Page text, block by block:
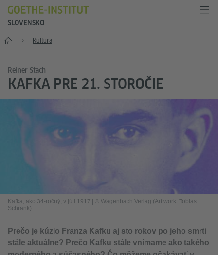
SLOVENSKO
Štart Kultúra
Reiner Stach
KAFKA PRE 21. STOROČIE
Kafka, ako 34-ročný, v júli 1917
© Wagenbach Verlag (Art work: Tobias
Schrank)
Prečo je kúzlo Franza Kafku aj sto rokov po jeho smrti
stále aktuálne? Prečo Kafku stále vnímame ako takého